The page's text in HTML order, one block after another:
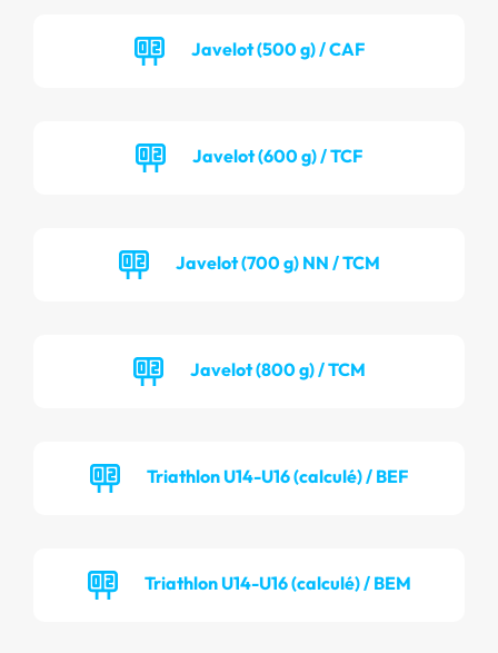
Javelot (500 g) / CAF
Javelot (600 g) / TCF
Javelot (700 g) NN / TCM
Javelot (800 g) / TCM
Triathlon U14-U16 (calculé) / BEF
Triathlon U14-U16 (calculé) / BEM